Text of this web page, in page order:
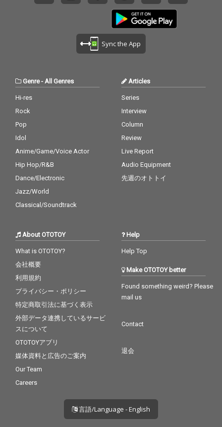
Sync the App
Genre- All Genres
Hi-res
Rock
Pop
Idol
Anime/Game/Voice Actor
Hip Hop/R&B
Dance/Electronic
Jazz/World
Classical/Soundtrack
Articles
Series
Interview
Column
Review
Live Report
Audio Equipment
先週のオトトイ
About OTOTOY
What is OTOTOY?
会社概要
利用規約
プライバシー・ポリシー
特定商取引法に基づく表示
外部データ連携しているサービ
スについて
OTOTOYアプリ
媒体資料と広告のご案内
Our Team
Careers
Help
Help Top
Make OTOTOY better
Found something weird? Please
mail us
Contact
退会
言語/Language - English